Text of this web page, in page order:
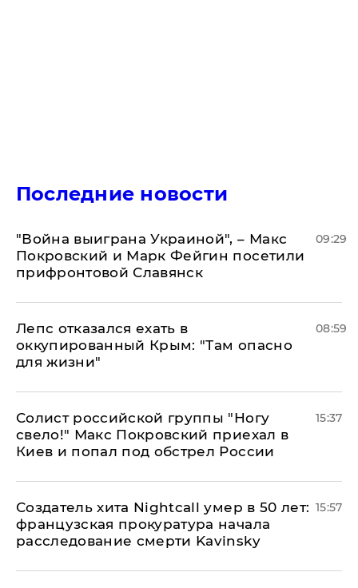
Последние новости
"Война выиграна Украиной", – Макс
Покровский и Марк Фейгин посетили
прифронтовой Славянск
09:29
Лепс отказался ехать в
оккупированный Крым: "Там опасно
для жизни"
08:59
Солист российской группы "Ногу
свело!" Макс Покровский приехал в
Киев и попал под обстрел России
15:37
Создатель хита Nightcall умер в 50 лет:
французская прокуратура начала
расследование смерти Kavinsky
15:57